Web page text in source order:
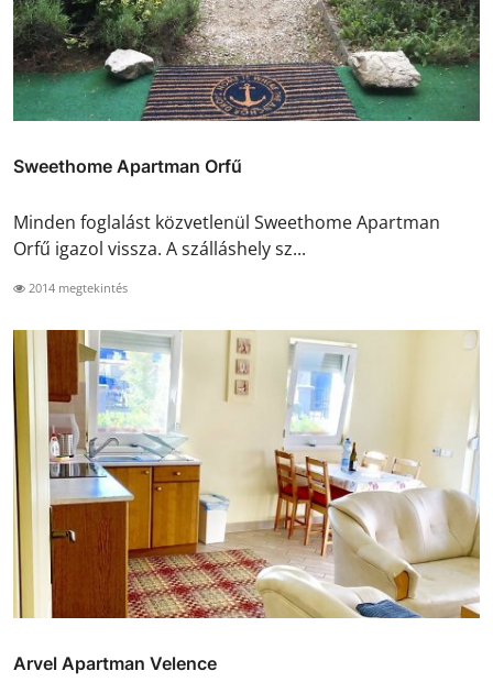
Sweethome Apartman Orfű
Minden foglalást közvetlenül Sweethome Apartman
Orfű igazol vissza. A szálláshely sz...
2014 megtekintés
Arvel Apartman Velence